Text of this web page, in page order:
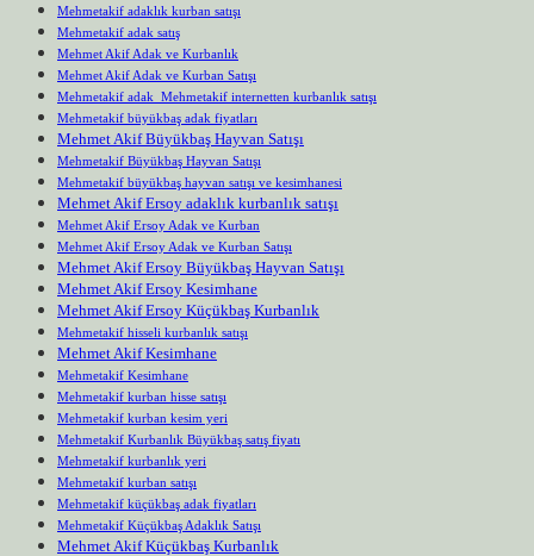
Mehmetakif adaklık kurban satışı
Mehmetakif adak satış
Mehmet Akif Adak ve Kurbanlık
Mehmet Akif Adak ve Kurban Satışı
Mehmetakif adak Mehmetakif internetten kurbanlık satışı
Mehmetakif büyükbaş adak fiyatları
Mehmet Akif Büyükbaş Hayvan Satışı
Mehmetakif Büyükbaş Hayvan Satışı
Mehmetakif büyükbaş hayvan satışı ve kesimhanesi
Mehmet Akif Ersoy adaklık kurbanlık satışı
Mehmet Akif Ersoy Adak ve Kurban
Mehmet Akif Ersoy Adak ve Kurban Satışı
Mehmet Akif Ersoy Büyükbaş Hayvan Satışı
Mehmet Akif Ersoy Kesimhane
Mehmet Akif Ersoy Küçükbaş Kurbanlık
Mehmetakif hisseli kurbanlık satışı
Mehmet Akif Kesimhane
Mehmetakif Kesimhane
Mehmetakif kurban hisse satışı
Mehmetakif kurban kesim yeri
Mehmetakif Kurbanlık Büyükbaş satış fiyatı
Mehmetakif kurbanlık yeri
Mehmetakif kurban satışı
Mehmetakif küçükbaş adak fiyatları
Mehmetakif Küçükbaş Adaklık Satışı
Mehmet Akif Küçükbaş Kurbanlık